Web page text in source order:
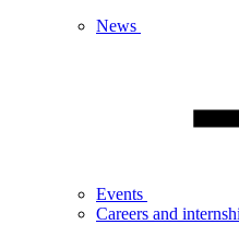
News
Events
Careers and